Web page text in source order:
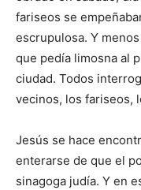
fariseos se
escrupulosa. Y
que pedía limosna al
ciudad. Todos
vecinos, los fariseos,
Jesús se hace
enterarse de que el
sinagoga judía. Y en